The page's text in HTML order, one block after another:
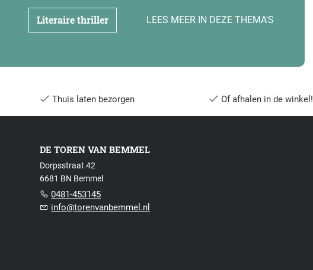
Literaire thriller LEES MEER IN DEZE THEMA'S
Thuis laten bezorgen Of afhalen in de winkel!
DE TOREN VAN BEMMEL
Dorpsstraat 42
6681 BN Bemmel
0481-453145
info@torenvanbemmel.nl